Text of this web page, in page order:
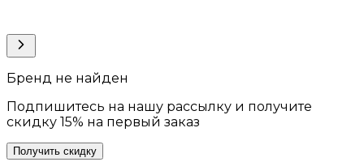
Бренд не найден
Подпишитесь на нашу рассылку и получите
скидку 15% на первый заказ
Получить скидку